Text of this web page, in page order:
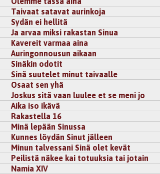
Taivaat satavat aurinkoja
Sydän ei hellitä
Ja arvaa miksi rakastan Sinua
Kavereit varmaa aina
Auringonnousun aikaan
Sinäkin odotit
Sinä suutelet minut taivaalle
Osaat sen yhä
Joskus sitä vaan luulee et se meni jo
Aika iso ikävä
Rakastella 16
Minä lepään Sinussa
Kunnes löydän Sinut jälleen
Minun talvessani Sinä olet kevät
Peilistä näkee kai totuuksia tai jotain
Namia XIV